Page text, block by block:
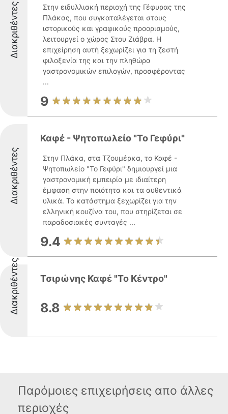
Διακριθέντες
Στην ειδυλλιακή περιοχή της Γέφυρας της
Πλάκας, που συγκαταλέγεται στους
ιστορικούς και γραφικούς προορισμούς,
λειτουργεί ο χώρος Στου Ζιάβρα. Η
επιχείρηση αυτή ξεχωρίζει για τη ζεστή
φιλοξενία της και την πληθώρα
γαστρονομικών επιλογών, προσφέροντας
...
9
Διακριθέντες
Καφέ - Ψητοπωλείο "Το Γεφύρι"
Στην Πλάκα, στα Τζουμέρκα, το Καφέ -
Ψητοπωλείο "Το Γεφύρι" δημιουργεί μια
γαστρονομική εμπειρία με ιδιαίτερη
έμφαση στην ποιότητα και τα αυθεντικά
υλικά. Το κατάστημα ξεχωρίζει για την
ελληνική κουζίνα του, που στηρίζεται σε
παραδοσιακές συνταγές ...
9.4
Διακριθέντες Τσιρώνης Καφέ "Το Κέντρο"
8.8
Παρόμοιες επιχειρήσεις απο άλλες
περιοχές